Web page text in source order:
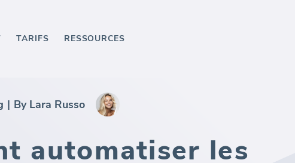
TARIFS RESSOURCES
| By Lara Russo
automatiser les